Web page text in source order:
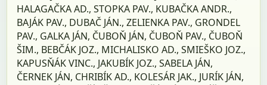
HALAGAČKA AD., STOPKA PAV., KUBAČKA ANDR.,
BAJÁK PAV., DUBAČ JÁN., ZELIENKA PAV., GRONDEL
PAV., GALKA JÁN, ČUBOŇ JÁN, ČUBOŇ PAV., ČUBOŇ
ŠIM., BEBČÁK JOZ., MICHALISKO AD., SMIEŠKO JOZ.,
KAPUSŇÁK VINC., JAKUBÍK JOZ., SABELA JÁN,
ČERNEK JÁN, CHRIBÍK AD., KOLESÁR JAK., JURÍK JÁN,